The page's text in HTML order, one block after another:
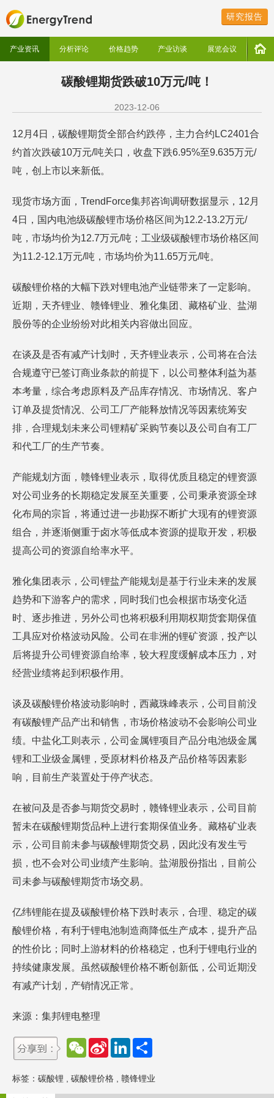
研究报告
产业资讯 分析评论 价格趋势 产业访谈 展览会议
碳酸锂期货跌破10万元/吨！
2023-12-06
12月4日，碳酸锂期货全部合约跌停，主力合约LC2401合
约首次跌破10万元/吨关口，收盘下跌6.95%至9.635万元/
吨，创上市以来新低。
现货市场方面，TrendForce集邦咨询调研数据显示，12月
4日，国内电池级碳酸锂市场价格区间为12.2-13.2万元/
吨，市场均价为12.7万元/吨；工业级碳酸锂市场价格区间
为11.2-12.1万元/吨，市场均价为11.65万元/吨。
碳酸锂价格的大幅下跌对锂电池产业链带来了一定影响。
近期，天齐锂业、赣锋锂业、雅化集团、藏格矿业、盐湖
股份等的企业纷纷对此相关内容做出回应。
在谈及是否有减产计划时，天齐锂业表示，公司将在合法
合规遵守已签订商业条款的前提下，以公司整体利益为基
本考量，综合考虑原料及产品库存情况、市场情况、客户
订单及提货情况、公司工厂产能释放情况等因素统筹安
排，合理规划未来公司锂精矿采购节奏以及公司自有工厂
和代工厂的生产节奏。
产能规划方面，赣锋锂业表示，取得优质且稳定的锂资源
对公司业务的长期稳定发展至关重要，公司秉承资源全球
化布局的宗旨，将通过进一步勘探不断扩大现有的锂资源
组合，并逐渐侧重于卤水等低成本资源的提取开发，积极
提高公司的资源自给率水平。
雅化集团表示，公司锂盐产能规划是基于行业未来的发展
趋势和下游客户的需求，同时我们也会根据市场变化适
时、逐步推进，另外公司也将积极利用期权期货套期保值
工具应对价格波动风险。公司在非洲的锂矿资源，投产以
后将提升公司锂资源自给率，较大程度缓解成本压力，对
经营业绩将起到积极作用。
谈及碳酸锂价格波动影响时，西藏珠峰表示，公司目前没
有碳酸锂产品产出和销售，市场价格波动不会影响公司业
绩。中盐化工则表示，公司金属锂项目产品分电池级金属
锂和工业级金属锂，受原材料价格及产品价格等因素影
响，目前生产装置处于停产状态。
在被问及是否参与期货交易时，赣锋锂业表示，公司目前
暂未在碳酸锂期货品种上进行套期保值业务。藏格矿业表
示，公司目前未参与碳酸锂期货交易，因此没有发生亏
损，也不会对公司业绩产生影响。盐湖股份指出，目前公
司未参与碳酸锂期货市场交易。
亿纬锂能在提及碳酸锂价格下跌时表示，合理、稳定的碳
酸锂价格，有利于锂电池制造商降低生产成本，提升产品
的性价比；同时上游材料的价格稳定，也利于锂电行业的
持续健康发展。虽然碳酸锂价格不断创新低，公司近期没
有减产计划，产销情况正常。
来源：集邦锂电整理
W
e
a
t
S
W
e
L
e
d
标签： 碳酸锂 碳酸锂价格 赣锋锂业